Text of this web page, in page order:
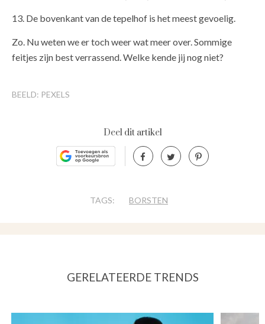
13. De bovenkant van de tepelhof is het meest gevoelig.
Zo. Nu weten we er toch weer wat meer over. Sommige
feitjes zijn best verrassend. Welke kende jij nog niet?
BEELD: PEXELS
Deel dit artikel
TAGS: BORSTEN
GERELATEERDE TRENDS